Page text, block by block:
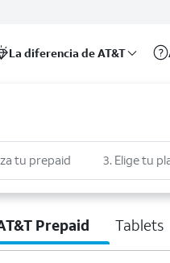
La diferencia de AT&T
tu prepaid 3. Elige tu
Prepaid Tablets